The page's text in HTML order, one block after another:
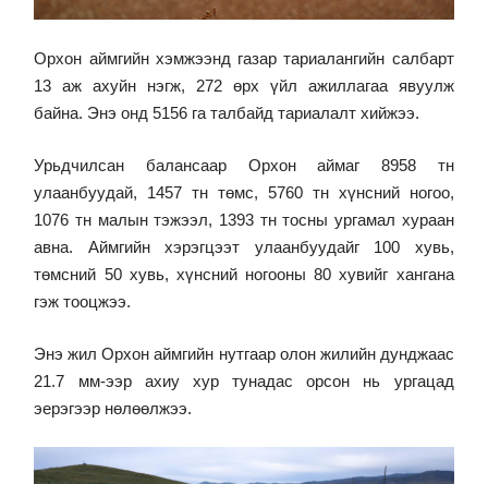
Орхон аймгийн хэмжээнд газар тариалангийн салбарт
13 аж ахуйн нэгж, 272 өрх үйл ажиллагаа явуулж
байна. Энэ онд 5156 га талбайд тариалалт хийжээ.
Урьдчилсан балансаар Орхон аймаг 8958 тн
улаанбуудай, 1457 тн төмс, 5760 тн хүнсний ногоо,
1076 тн малын тэжээл, 1393 тн тосны ургамал хураан
авна. Аймгийн хэрэгцээт улаанбуудайг 100 хувь,
төмсний 50 хувь, хүнсний ногооны 80 хувийг хангана
гэж тооцжээ.
Энэ жил Орхон аймгийн нутгаар олон жилийн дунджаас
21.7 мм-ээр ахиу хур тунадас орсон нь ургацад
эерэгээр нөлөөлжээ.